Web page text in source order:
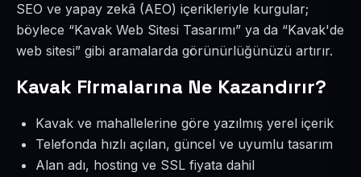
SEO ve yapay zekâ (AEO) içerikleriyle kurgular;
böylece “Kavak Web Sitesi Tasarımı” ya da “Kavak'de
web sitesi” gibi aramalarda görünürlüğünüzü artırır.
Kavak Firmalarına Ne Kazandırır?
Kavak ve mahallelerine göre yazılmış yerel içerik
Telefonda hızlı açılan, güncel ve uyumlu tasarım
Alan adı, hosting ve SSL fiyata dahil